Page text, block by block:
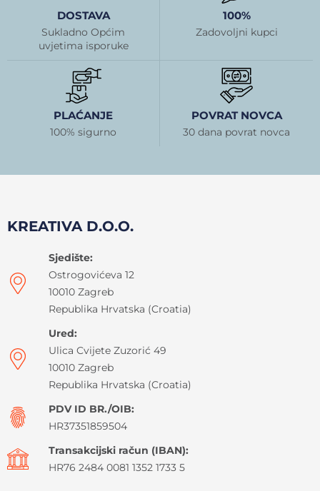
DOSTAVA
Sukladno Općim
uvjetima isporuke
100%
Zadovoljni kupci
PLAĆANJE
100% sigurno
POVRAT NOVCA
30 dana povrat novca
KREATIVA D.O.O.
Sjedište:
Ostrogovićeva 12
10010 Zagreb
Republika Hrvatska (Croatia)
Ured:
Ulica Cvijete Zuzorić 49
10010 Zagreb
Republika Hrvatska (Croatia)
PDV ID BR./OIB:
HR37351859504
Transakcijski račun (IBAN):
HR76 2484 0081 1352 1733 5